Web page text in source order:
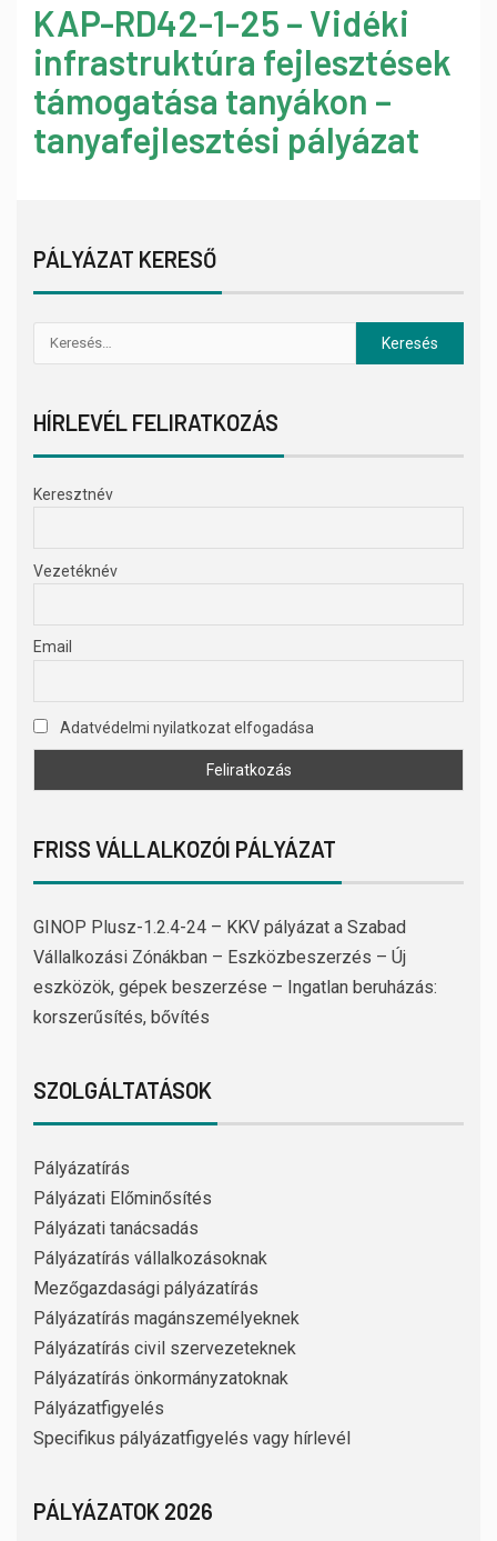
KAP-RD42-1-25 – Vidéki
infrastruktúra fejlesztések
támogatása tanyákon –
tanyafejlesztési pályázat
PÁLYÁZAT KERESŐ
HÍRLEVÉL FELIRATKOZÁS
Keresztnév
Vezetéknév
Email
Adatvédelmi nyilatkozat elfogadása
FRISS VÁLLALKOZÓI PÁLYÁZAT
GINOP Plusz-1.2.4-24 – KKV pályázat a Szabad
Vállalkozási Zónákban – Eszközbeszerzés – Új
eszközök, gépek beszerzése – Ingatlan beruházás:
korszerűsítés, bővítés
SZOLGÁLTATÁSOK
Pályázatírás
Pályázati Előminősítés
Pályázati tanácsadás
Pályázatírás vállalkozásoknak
Mezőgazdasági pályázatírás
Pályázatírás magánszemélyeknek
Pályázatírás civil szervezeteknek
Pályázatírás önkormányzatoknak
Pályázatfigyelés
Specifikus pályázatfigyelés vagy hírlevél
PÁLYÁZATOK 2026